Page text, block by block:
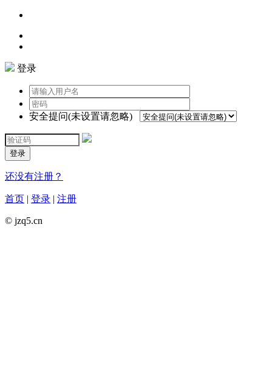
登录
安全提问(未设置请忽略)
登录
还没有注册？
首页 | 登录 | 注册
© jzq5.cn